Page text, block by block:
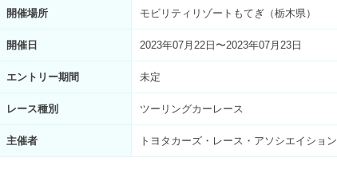
開催場所 モビリティリゾートもてぎ（栃木県）
開催日 2023年07月22日〜2023年07月23日
エントリー期間 未定
レース種別 ツーリングカーレース
主催者 トヨタカーズ・レース・アソシエイション